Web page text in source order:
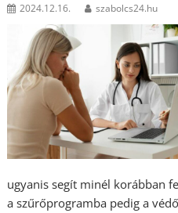
2024.12.16. szabolcs24.hu
ugyanis segít minél korábban
a szűrőprogramba pedig a